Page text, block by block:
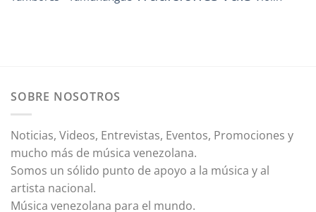
SOBRE NOSOTROS
Noticias, Videos, Entrevistas, Eventos, Promociones y
mucho más de música venezolana.
Somos un sólido punto de apoyo a la música y al
artista nacional.
Música venezolana para el mundo.